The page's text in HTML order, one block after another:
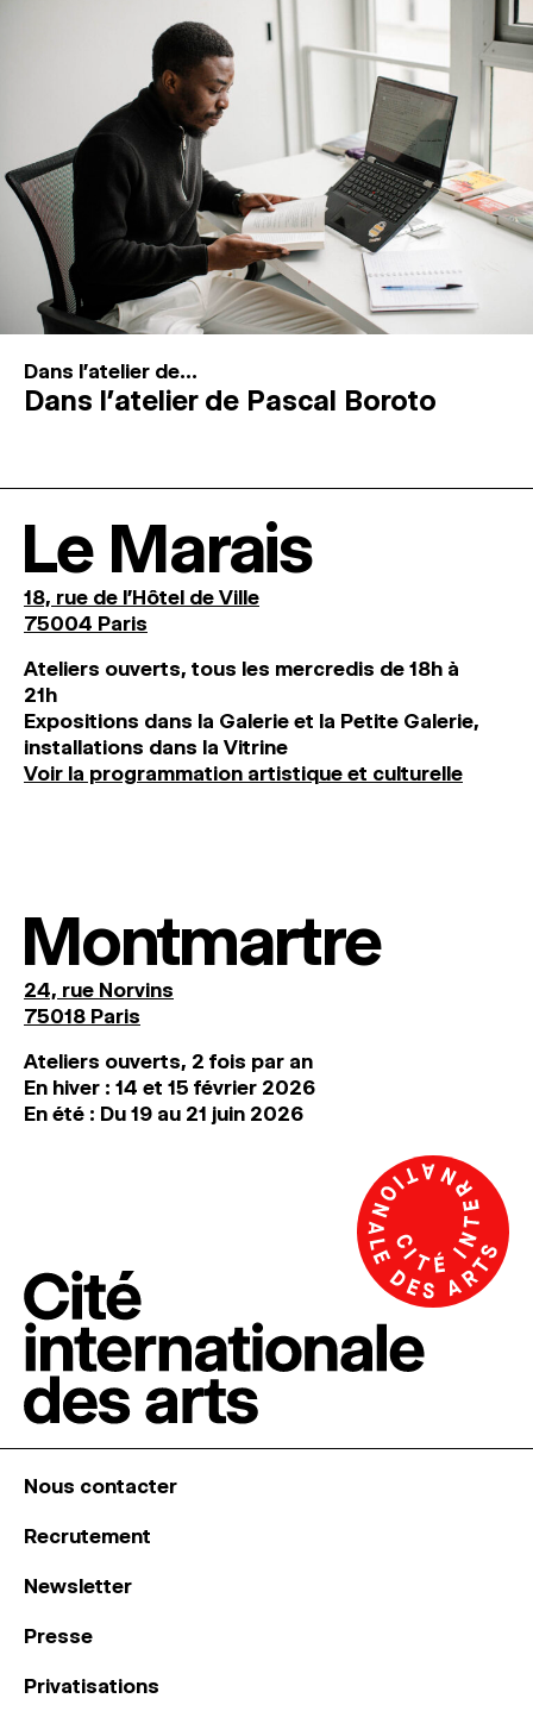
Dans l'atelier de...
Dans l’atelier de Pascal Boroto
Le Marais
18, rue de l'Hôtel de Ville
75004 Paris
Ateliers ouverts, tous les mercredis de 18h à
21h
Expositions dans la Galerie et la Petite Galerie,
installations dans la Vitrine
Voir la programmation artistique et culturelle
Montmartre
24, rue Norvins
75018 Paris
Ateliers ouverts, 2 fois par an
En hiver : 14 et 15 février 2026
En été : Du 19 au 21 juin 2026
Nous contacter
Recrutement
Newsletter
Presse
Privatisations